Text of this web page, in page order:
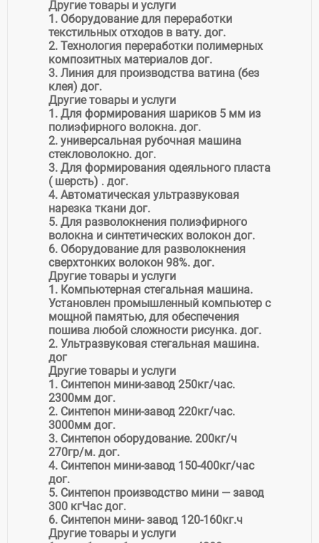
Другие товары и услуги
1. Оборудование для переработки
текстильных отходов в вату. дог.
2. Технология переработки полимерных
композитных материалов дог.
3. Линия для производства ватина (без
клея) дог.
Другие товары и услуги
1. Для формирования шариков 5 мм из
полиэфирного волокна. дог.
2. универсальная рубочная машина
стекловолокно. дог.
3. Для формирования одеяльного пласта
( шерсть) . дог.
4. Автоматическая ультразвуковая
нарезка ткани дог.
5. Для разволокнения полиэфирного
волокна и синтетических волокон дог.
6. Оборудование для разволокнения
сверхтонких волокон 98%. дог.
Другие товары и услуги
1. Компьютерная стегальная машина.
Установлен промышленный компьютер с
мощной памятью, для обеспечения
пошива любой сложности рисунка. дог.
2. Ультразвуковая стегальная машина.
дог
Другие товары и услуги
1. Синтепон мини-завод 250кг/час.
2300мм дог.
2. Синтепон мини-завод 220кг/час.
3000мм дог.
3. Синтепон оборудование. 200кг/ч
270гр/м. дог.
4. Синтепон мини-завод 150-400кг/час
дог.
5. Синтепон производство мини — завод
300 кгЧас дог.
6. Синтепон мини- завод 120-160кг.ч
Другие товары и услуги